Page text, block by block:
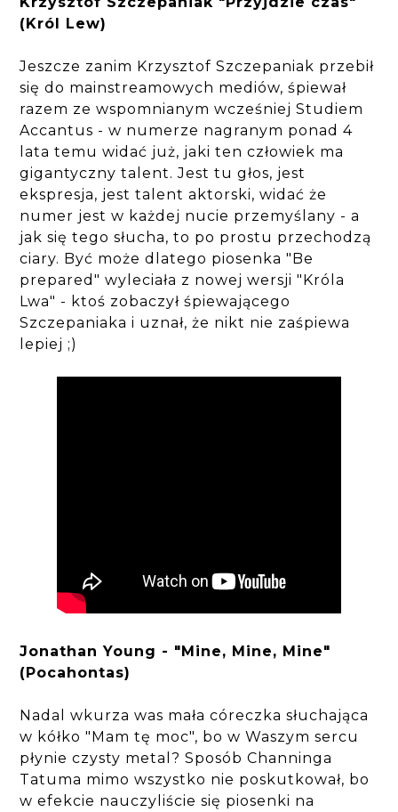
(Król Lew)
Jeszcze zanim Krzysztof Szczepaniak przebił
się do mainstreamowych mediów, śpiewał
razem ze wspomnianym wcześniej Studiem
Accantus - w numerze nagranym ponad 4
lata temu widać już, jaki ten człowiek ma
gigantyczny talent. Jest tu głos, jest
ekspresja, jest talent aktorski, widać że
numer jest w każdej nucie przemyślany - a
jak się tego słucha, to po prostu przechodzą
ciary. Być może dlatego piosenka "Be
prepared" wyleciała z nowej wersji "Króla
Lwa" - ktoś zobaczył śpiewającego
Szczepaniaka i uznał, że nikt nie zaśpiewa
lepiej ;)
Jonathan Young - "Mine, Mine, Mine"
(Pocahontas)
Nadal wkurza was mała córeczka słuchająca
w kółko "Mam tę moc", bo w Waszym sercu
płynie czysty metal? Sposób Channinga
Tatuma mimo wszystko nie poskutkował, bo
w efekcie nauczyliście się piosenki na